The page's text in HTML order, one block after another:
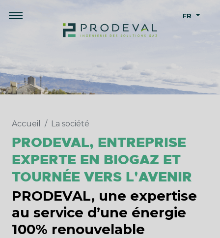
FR
Accueil La société
PRODEVAL, ENTREPRISE
EXPERTE EN BIOGAZ ET
TOURNÉE VERS L'AVENIR
PRODEVAL, une expertise
au service d’une énergie
100% renouvelable